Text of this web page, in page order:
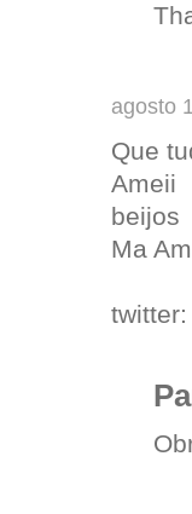
agosto
Que
Ameii
beijos
Ma
twitter: